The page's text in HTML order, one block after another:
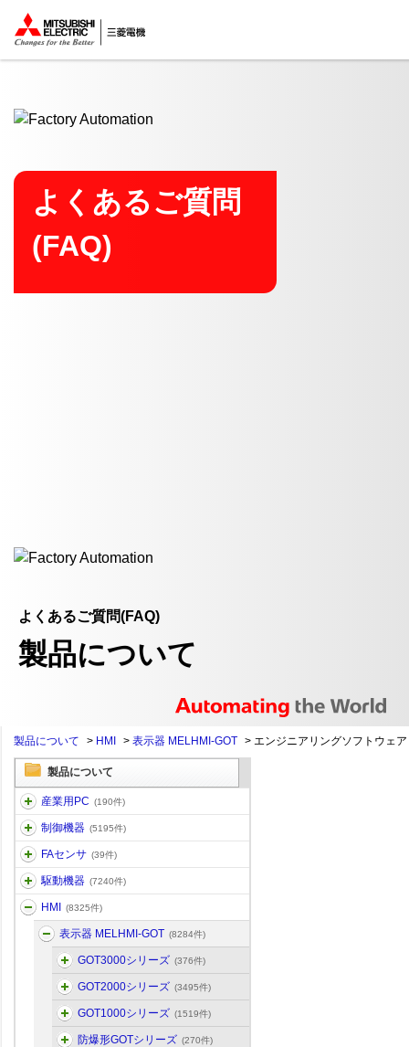
ここから本文
よくあるご質問
(FAQ)
よくあるご質問(FAQ)
製品について
製品について > HMI > 表示器 MELHMI-GOT > エンジニアリングソフトウェア
製品について
産業用PC (190件)
制御機器 (5195件)
FAセンサ (39件)
駆動機器 (7240件)
HMI (8325件)
表示器 MELHMI-GOT (8284件)
GOT3000シリーズ (376件)
GOT2000シリーズ (3495件)
GOT1000シリーズ (1519件)
防爆形GOTシリーズ (270件)